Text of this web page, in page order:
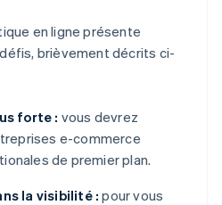
en ligne présente
brièvement décrits ci-
forte : vous devrez
e-commerce
de premier plan.
la visibilité :pour vous